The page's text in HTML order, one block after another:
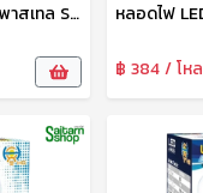
ตะแกรงเหลี่ยมเล็ก สีพาสเทล S-0078 Sip
฿ 384 / โหล